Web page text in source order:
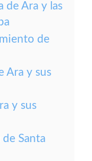
de Ara y las
de
Ara y sus
y sus
de Santa